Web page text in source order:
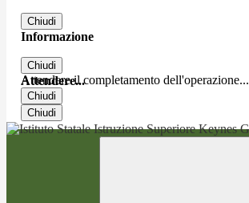
Chiudi
Informazione
Chiudi
Attendere...
Attendere il completamento dell'operazione...
Chiudi
Chiudi